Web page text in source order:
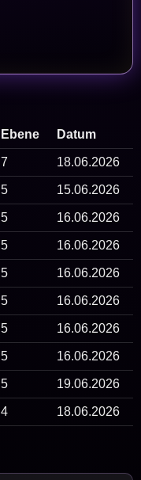
Ebene Datum
7 18.06.2026
5 15.06.2026
5 16.06.2026
5 16.06.2026
5 16.06.2026
5 16.06.2026
5 16.06.2026
5 16.06.2026
5 19.06.2026
4 18.06.2026